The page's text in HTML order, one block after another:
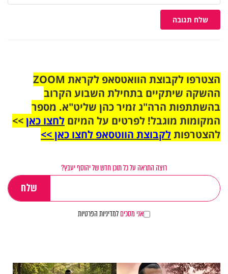
שלח תגובה
הצטרפו לקבוצת הוואטסאפ לקראת ZOOM
ההשקה שיתקיים בתחילת השבוע הקרוב
בהשתתפות הרה"ג זמיר כהן שליט"א. מספר
המקומות מוגבל! לפרטים על המיזם לחצו כאן>>
להצטרפותלקבוצת הווטסאפ לחצו כאן >>
רוצה התראה על כל תוכן חדש של יהוסף יעבץ?
אני מסכיםלמדיניות הפרטיות